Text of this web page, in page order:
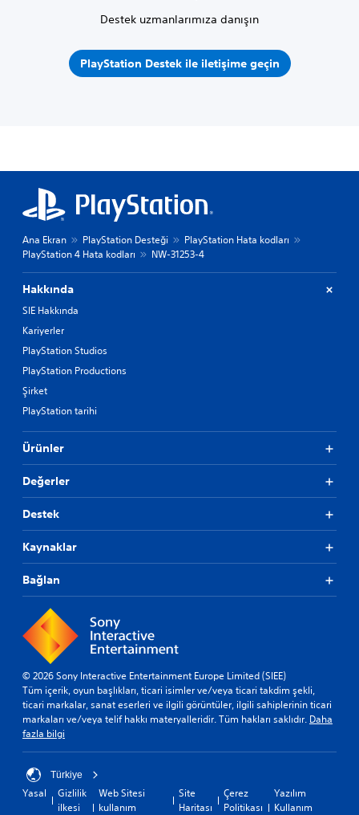
Destek uzmanlarımıza danışın
PlayStation Destek ile iletişime geçin
Ana Ekran PlayStation Desteği
PlayStation Hata kodları
PlayStation 4 Hata kodları
NW-31253-4
Hakkında
SIE Hakkında
Kariyerler
PlayStation Studios
PlayStation Productions
Şirket
PlayStation tarihi
Ürünler
Değerler
Destek
Kaynaklar
Bağlan
© 2026 Sony Interactive Entertainment Europe Limited (SIEE)
Tüm içerik, oyun başlıkları, ticari isimler ve/veya ticari takdim şekli,
ticari markalar, sanat eserleri ve ilgili görüntüler, ilgili sahiplerinin ticari
markaları ve/veya telif hakkı materyalleridir. Tüm hakları saklıdır. Daha
fazla bilgi
Türkiye
Yasal
Gizlilik
ilkesi
Web Sitesi
kullanım
Site
Haritası
Çerez
Politikası
Yazılım
Kullanım